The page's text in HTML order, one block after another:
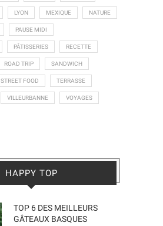
LYON MEXIQUE NATURE
PAUSE MIDI
PÂTISSERIES RECETTE
ROAD TRIP SANDWICH
STREET FOOD TERRASSE
VILLEURBANNE VOYAGES
HAPPY TOP
TOP 6 DES MEILLEURS
GÂTEAUX BASQUES